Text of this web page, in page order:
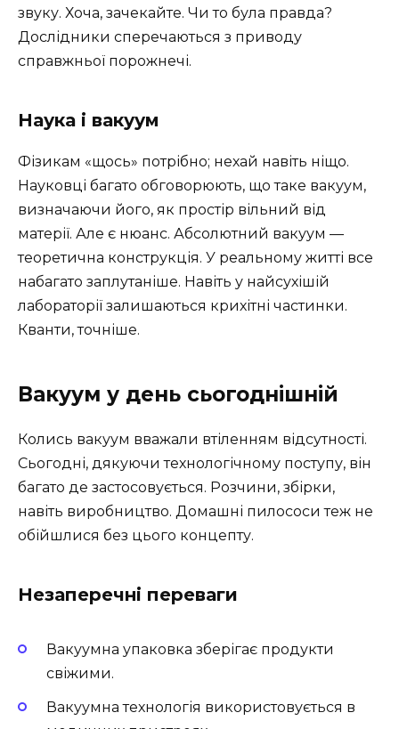
звуку. Хоча, зачекайте. Чи то була правда?
Дослідники сперечаються з приводу
справжньої порожнечі.
Наука і вакуум
Фізикам «щось» потрібно; нехай навіть ніщо.
Науковці багато обговорюють, що таке вакуум,
визначаючи його, як простір вільний від
матерії. Але є нюанс. Абсолютний вакуум —
теоретична конструкція. У реальному житті все
набагато заплутаніше. Навіть у найсухішій
лабораторії залишаються крихітні частинки.
Кванти, точніше.
Вакуум у день сьогоднішній
Колись вакуум вважали втіленням відсутності.
Сьогодні, дякуючи технологічному поступу, він
багато де застосовується. Розчини, збірки,
навіть виробництво. Домашні пилососи теж не
обійшлися без цього концепту.
Незаперечні переваги
Вакуумна упаковка зберігає продукти
свіжими.
Вакуумна технологія використовується в